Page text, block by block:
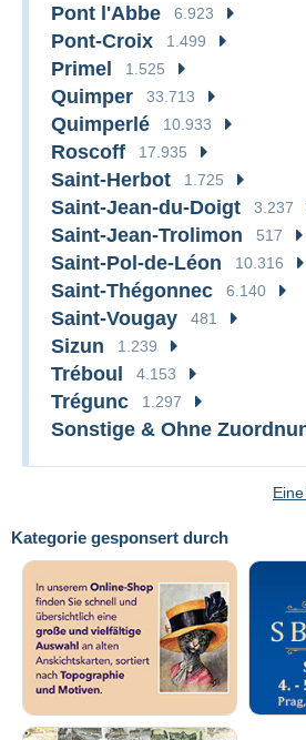
Kategorie gesponsert durch
Pont l'Abbe 6.923
Pont-Croix 1.499
Primel 1.525
Quimper 33.713
Quimperlé 10.933
Roscoff 17.935
Saint-Herbot 1.725
Saint-Jean-du-Doigt 3.237
Saint-Jean-Trolimon 517
Saint-Pol-de-Léon 10.316
Saint-Thégonnec 6.140
Saint-Vougay 481
Sizun 1.239
Tréboul 4.153
Trégunc 1.297
Sonstige & Ohne